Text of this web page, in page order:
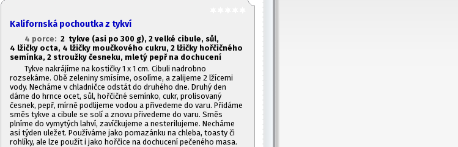
Kalifornská pochoutka z tykví
4 porce: 2 tykve (asi po 300 g), 2 velké cibule, sůl,
4 lžičky octa, 4 lžičky moučkového cukru, 2 lžičky hořčičného
semínka, 2 stroužky česneku, mletý pepř na dochucení
Tykve nakrájíme na kostičky 1 x 1 cm. Cibuli nadrobno
rozsekáme. Obě zeleniny smísíme, osolíme, a zalijeme 2 lžícemi
vody. Necháme v chladničce odstát do druhého dne. Druhý den
dáme do hrnce ocet, sůl, hořčičné semínko, cukr, prolisovaný
česnek, pepř, mírně podlijeme vodou a přivedeme do varu. Přidáme
směs tykve a cibule se solí a znovu přivedeme do varu. Směs
plníme do vymytých lahví, zavíčkujeme a nesterilujeme. Necháme
asi týden uležet. Používáme jako pomazánku na chleba, toasty či
rohlíky, ale lze použít i jako hořčice na dochucení pečeného masa.